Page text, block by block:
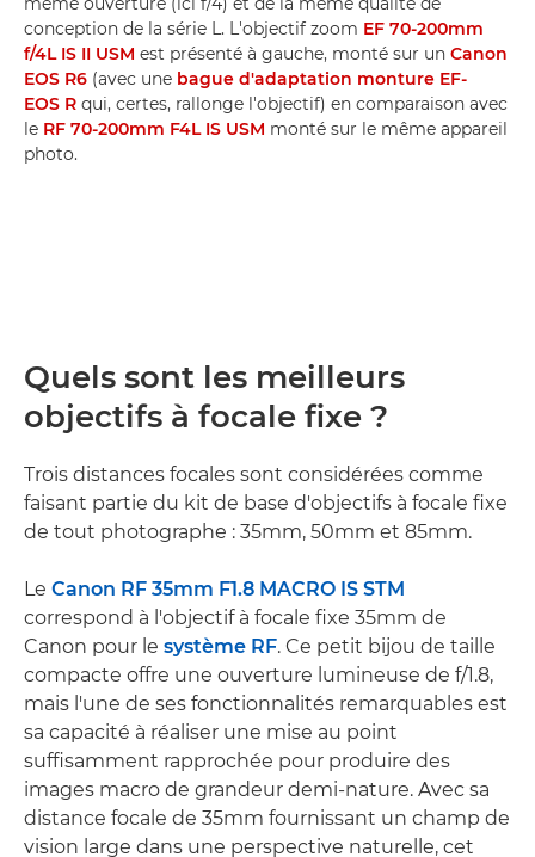
conception de la série L. L'objectif zoom EF 70-200mm
f/4L IS II USM est présenté à gauche, monté sur un Canon
EOS R6 (avec une bague d'adaptation monture EF-
EOS R qui, certes, rallonge l'objectif) en comparaison avec
le RF 70-200mm F4L IS USM monté sur le même appareil
photo.
Quels sont les meilleurs
objectifs à focale fixe ?
Trois distances focales sont considérées comme
faisant partie du kit de base d'objectifs à focale fixe
de tout photographe : 35mm, 50mm et 85mm.
Le Canon RF 35mm F1.8 MACRO IS STM
correspond à l'objectif à focale fixe 35mm de
Canon pour le système RF. Ce petit bijou de taille
compacte offre une ouverture lumineuse de f/1.8,
mais l'une de ses fonctionnalités remarquables est
sa capacité à réaliser une mise au point
suffisamment rapprochée pour produire des
images macro de grandeur demi-nature. Avec sa
distance focale de 35mm fournissant un champ de
vision large dans une perspective naturelle, cet